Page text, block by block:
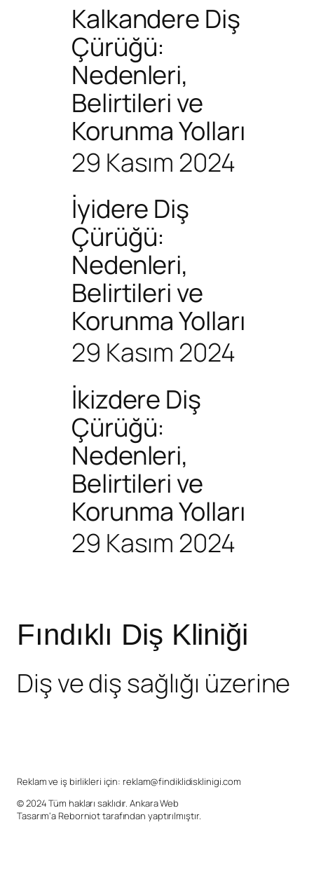
Kalkandere Diş
Çürüğü:
Nedenleri,
Belirtileri ve
Korunma Yolları
29 Kasım 2024
İyidere Diş
Çürüğü:
Nedenleri,
Belirtileri ve
Korunma Yolları
29 Kasım 2024
İkizdere Diş
Çürüğü:
Nedenleri,
Belirtileri ve
Korunma Yolları
29 Kasım 2024
Fındıklı Diş Kliniği
Diş ve diş sağlığı üzerine
Reklam ve iş birlikleri için: reklam@findiklidisklinigi.com
© 2024 Tüm hakları saklıdır.Ankara Web
Tasarım‘a Reborniottarafından yaptırılmıştır.